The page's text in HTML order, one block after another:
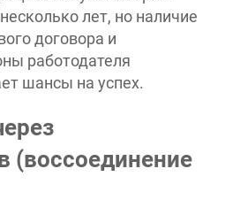
лет, но наличие
договора и
работодателя
шансы на успех.
(воссоединение